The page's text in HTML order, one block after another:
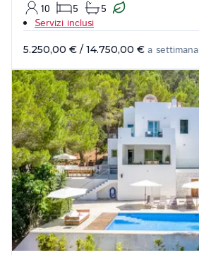
10
5
5
Servizi inclusi
5.250,00 € / 14.750,00 € a settimana